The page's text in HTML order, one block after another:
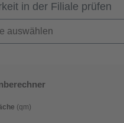
in der Filiale prüfen
auswählen
(qm)